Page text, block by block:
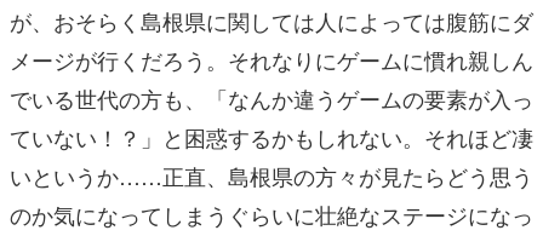
が、おそらく島根県に関しては人によっては腹筋にダ
メージが行くだろう。それなりにゲームに慣れ親しん
でいる世代の方も、「なんか違うゲームの要素が入っ
ていない！？」と困惑するかもしれない。それほど凄
いというか……正直、島根県の方々が見たらどう思う
のか気になってしまうぐらいに壮絶なステージになっ